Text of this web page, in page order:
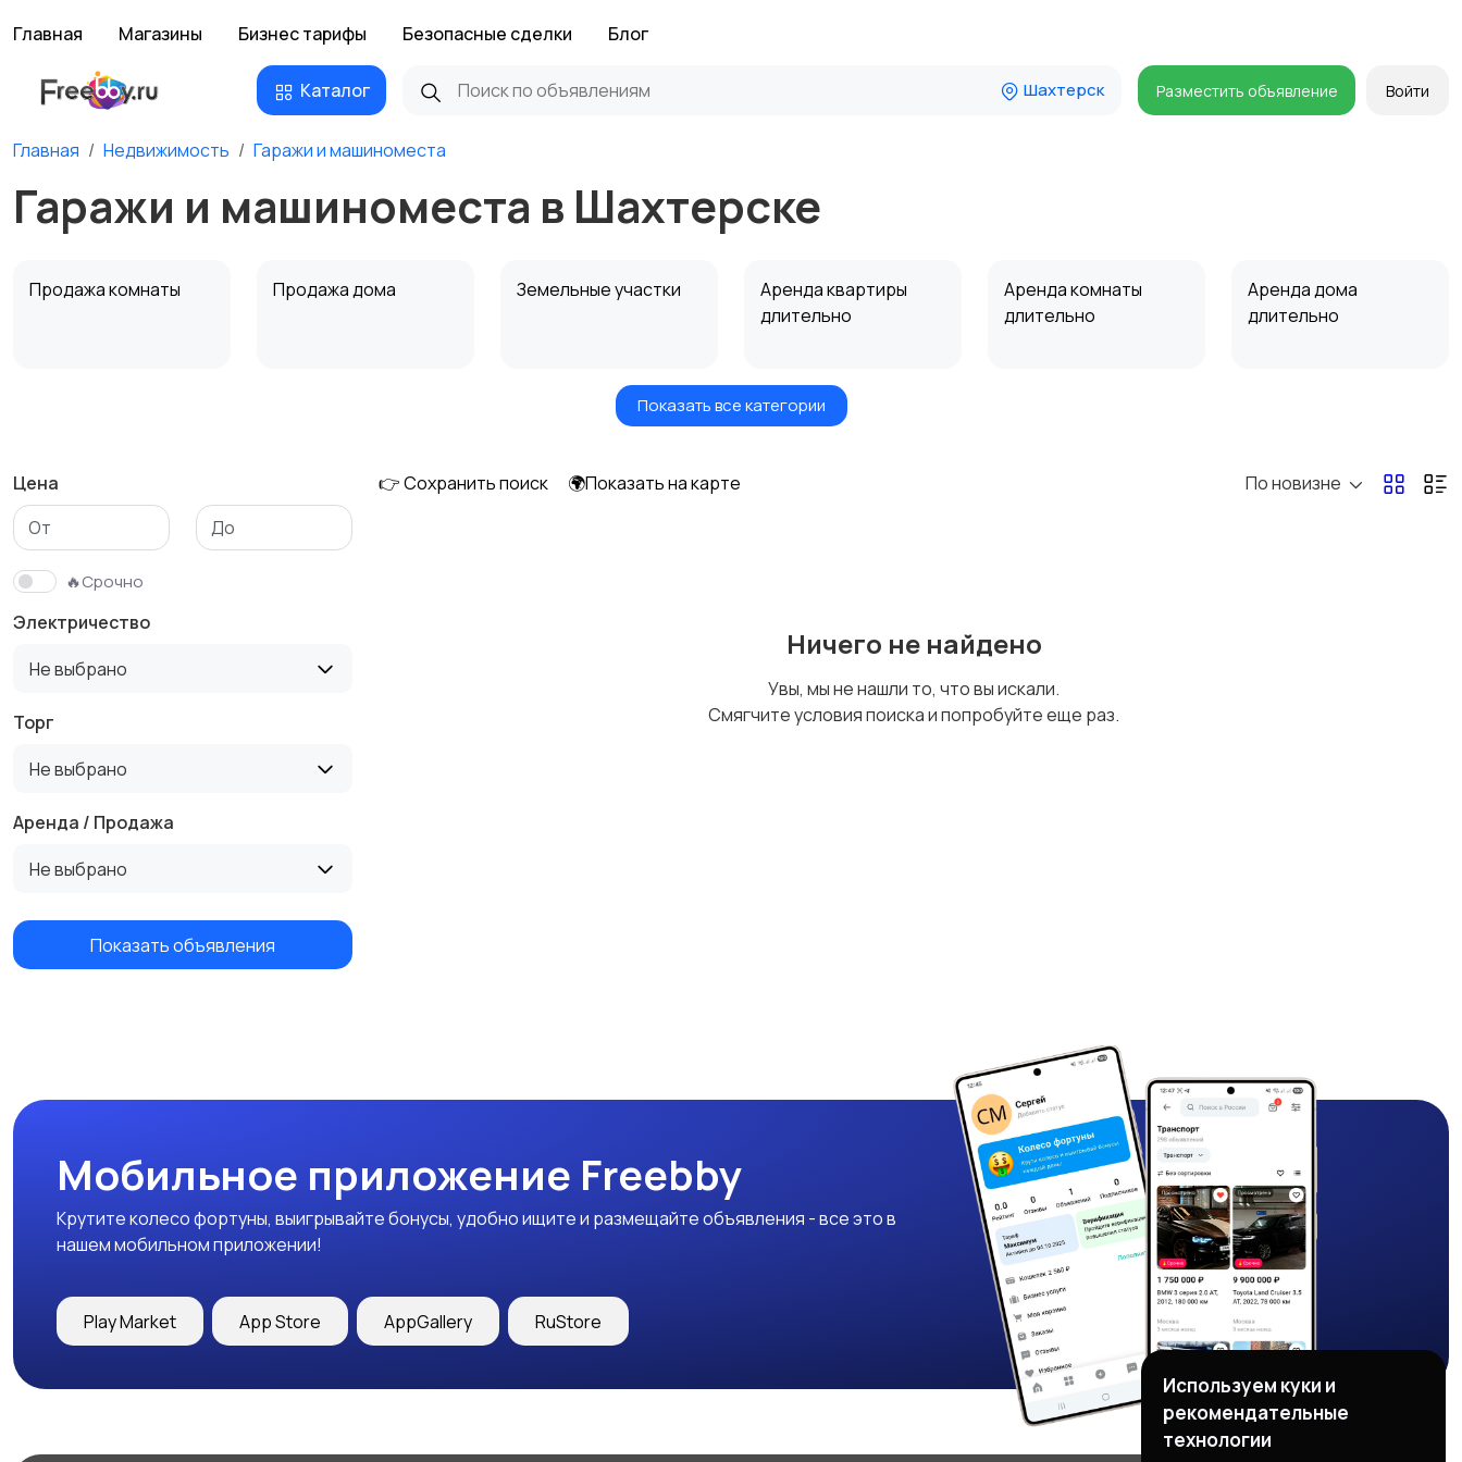
Главная Магазины Бизнес тарифы Безопасные сделки Блог
Каталог Шахтерск Разместить объявление Войти
Главная Недвижимость Гаражи и машиноместа
Гаражи и машиноместа в Шахтерске
Продажа комнаты Продажа дома Земельные участки
Аренда квартиры
длительно
Аренда комнаты
длительно
Аренда дома
длительно
Аренда дома
Коммерческая
Гаражи и
машиноместа
Показать все категории
Цена
🔥Срочно
Электричество
Не выбрано
Торг
Не выбрано
Аренда / Продажа
Не выбрано
Показать объявления
👉 Сохранить поиск 🌍Показать на карте По новизне
Ничего не найдено
Увы, мы не нашли то, что вы искали.
Смягчите условия поиска и попробуйте еще раз.
Мобильное приложение Freebby
Крутите колесо фортуны, выигрывайте бонусы, удобно ищите и размещайте объявления - все это в
нашем мобильном приложении!
Play Market App Store AppGallery RuStore
Используем куки и
рекомендательные
технологии